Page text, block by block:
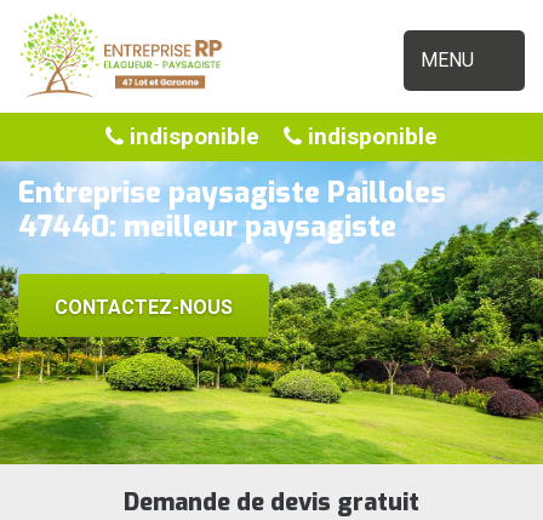
MENU
indisponible indisponible
Entreprise paysagiste Pailloles
47440: meilleur paysagiste
CONTACTEZ-NOUS
Demande de devis gratuit